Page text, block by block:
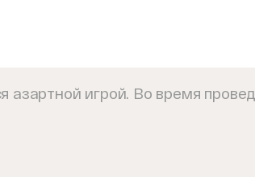
азартной игрой. Во время